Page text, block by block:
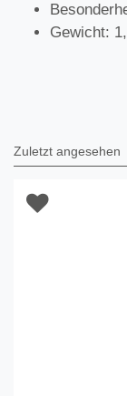
Gewicht:
Zuletzt angesehen